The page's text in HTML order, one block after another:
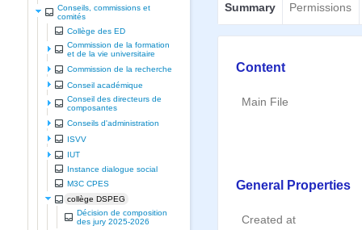
Conseils, commissions et
comités
Collège des ED
Commission de la formation
et de la vie universitaire
Commission de la recherche
Conseil académique
Conseil des directeurs de
composantes
Conseils d'administration
ISVV
IUT
Instance dialogue social
M3C CPES
collège DSPEG
Décision de composition
des jury 2025-2026
Summary Permissions
Content
Main File
General Properties
Created at